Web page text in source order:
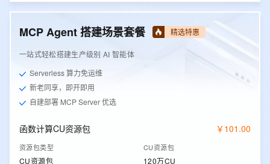
MCP Agent 搭建场景套餐 精选特惠
一站式轻松搭建生产级别 AI 智能体
Serverless 算力免运维
新老同享，即开即用
自建部署 MCP Server 优选
函数计算CU资源包 ￥ 101 .00
资源包类型
CU资源包
CU资源包
120万CU